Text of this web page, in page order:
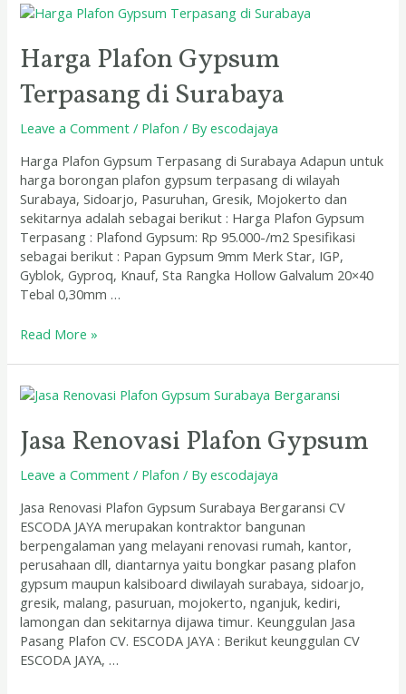
Harga Plafon Gypsum
Terpasang di Surabaya
Leave a Comment / Plafon / Byescodajaya
Harga Plafon Gypsum Terpasang di Surabaya Adapun untuk
harga borongan plafon gypsum terpasang di wilayah
Surabaya, Sidoarjo, Pasuruhan, Gresik, Mojokerto dan
sekitarnya adalah sebagai berikut : Harga Plafon Gypsum
Terpasang : Plafond Gypsum: Rp 95.000-/m2 Spesifikasi
sebagai berikut : Papan Gypsum 9mm Merk Star, IGP,
Gyblok, Gyproq, Knauf, Sta Rangka Hollow Galvalum 20×40
Tebal 0,30mm …
Harga
Gypsum
Terpasang
di
Surabaya
Read More »
Jasa Renovasi Plafon Gypsum
Leave a Comment / Plafon / Byescodajaya
Jasa Renovasi Plafon Gypsum Surabaya Bergaransi CV
ESCODA JAYA merupakan kontraktor bangunan
berpengalaman yang melayani renovasi rumah, kantor,
perusahaan dll, diantarnya yaitu bongkar pasang plafon
gypsum maupun kalsiboard diwilayah surabaya, sidoarjo,
gresik, malang, pasuruan, mojokerto, nganjuk, kediri,
lamongan dan sekitarnya dijawa timur. Keunggulan Jasa
Pasang Plafon CV. ESCODA JAYA : Berikut keunggulan CV
ESCODA JAYA, …
Jasa
Plafon
Gypsum